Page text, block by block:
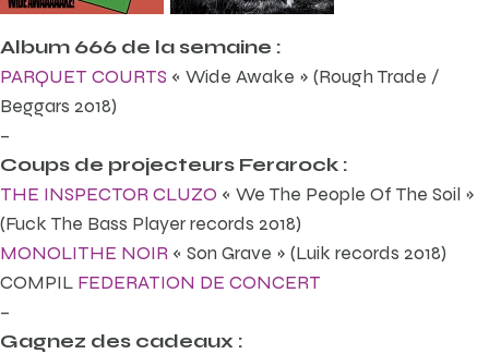
Album 666 de la semaine :
PARQUET COURTS « Wide Awake » (Rough Trade /
Beggars 2018)
–
Coups de projecteurs Ferarock :
THE INSPECTOR CLUZO « We The People Of The Soil »
(Fuck The Bass Player records 2018)
MONOLITHE NOIR « Son Grave » (Luik records 2018)
COMPIL FEDERATION DE CONCERT
–
Gagnez des cadeaux :